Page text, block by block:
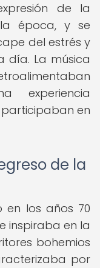
de la
época, y se
del estrés y
día. La música
experiencia
en
de la
en los años 70
inspiraba en la
bohemios
por